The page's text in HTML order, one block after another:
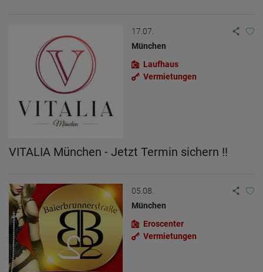
17.07.
München
Laufhaus
Vermietungen
VITALIA München - Jetzt Termin sichern !!
05.08.
München
Eroscenter
Vermietungen